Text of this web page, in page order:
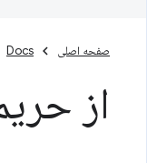
صفحه اصلی Docs
از